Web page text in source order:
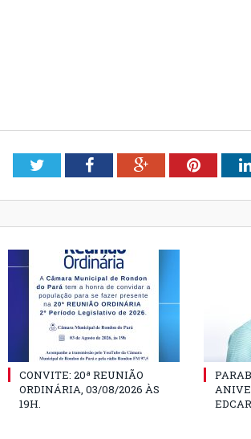
TwitterFacebookGoogle+
CONVITE: 20ª REUNIÃO
ORDINÁRIA, 03/08/2026 ÀS
19H.